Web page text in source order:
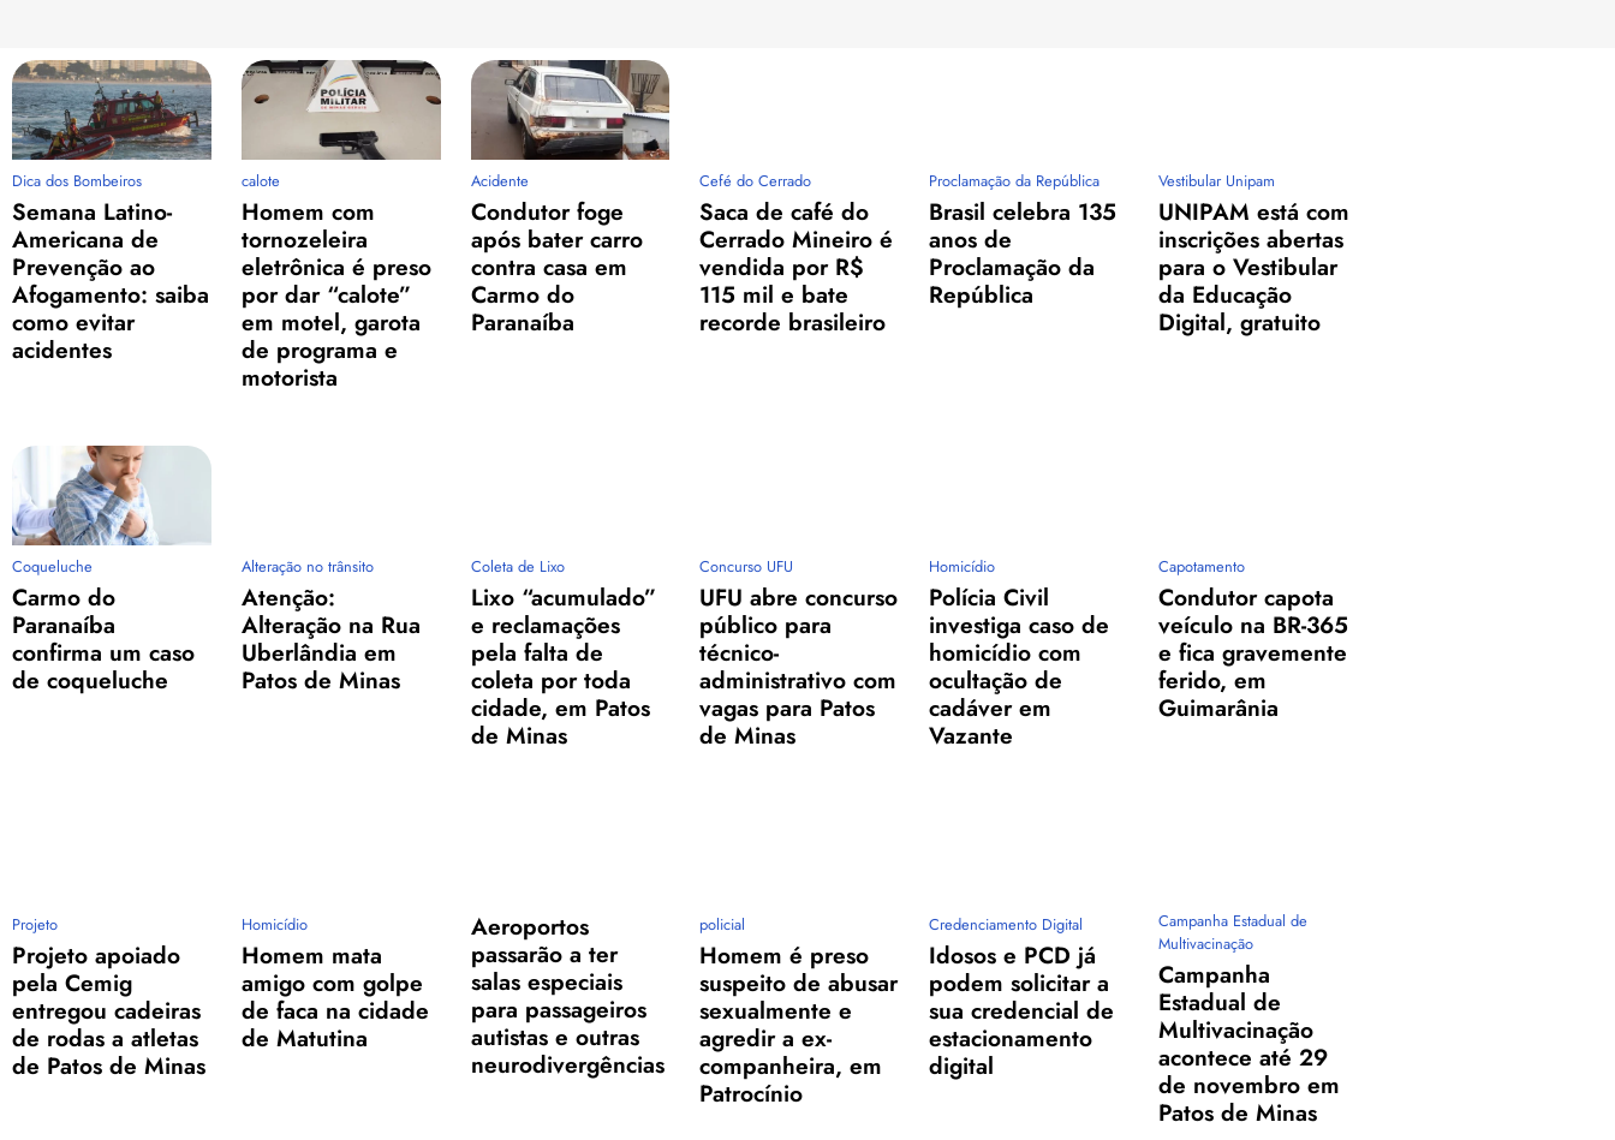
Dica dos Bombeiros
Semana Latino-
Americana de
Prevenção ao
Afogamento: saiba
como evitar
acidentes
calote
Homem com
tornozeleira
eletrônica é preso
por dar “calote”
em motel, garota
de programa e
motorista
Acidente
Condutor foge
após bater carro
contra casa em
Carmo do
Paranaíba
Cefé do Cerrado
Saca de café do
Cerrado Mineiro é
vendida por R$
115 mil e bate
recorde brasileiro
Proclamação da República
Brasil celebra 135
anos de
Proclamação da
República
Vestibular Unipam
UNIPAM está com
inscrições abertas
para o Vestibular
da Educação
Digital, gratuito
Coqueluche
Carmo do
Paranaíba
confirma um caso
de coqueluche
Alteração no trânsito
Atenção:
Alteração na Rua
Uberlândia em
Patos de Minas
Coleta de Lixo
Lixo “acumulado”
e reclamações
pela falta de
coleta por toda
cidade, em Patos
de Minas
Concurso UFU
UFU abre concurso
público para
técnico-
administrativo com
vagas para Patos
de Minas
Homicídio
Polícia Civil
investiga caso de
homicídio com
ocultação de
cadáver em
Vazante
Capotamento
Condutor capota
veículo na BR-365
e fica gravemente
ferido, em
Guimarânia
Projeto
Projeto apoiado
pela Cemig
entregou cadeiras
de rodas a atletas
de Patos de Minas
Homicídio
Homem mata
amigo com golpe
de faca na cidade
de Matutina
Aeroportos
passarão a ter
salas especiais
para passageiros
autistas e outras
neurodivergências
policial
Homem é preso
suspeito de abusar
sexualmente e
agredir a ex-
companheira, em
Patrocínio
Credenciamento Digital
Idosos e PCD já
podem solicitar a
sua credencial de
estacionamento
digital
Campanha Estadual de
Multivacinação
Campanha
Estadual de
Multivacinação
acontece até 29
de novembro em
Patos de Minas